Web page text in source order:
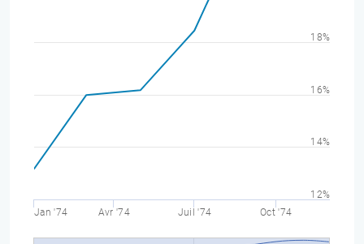
Jan '74 Avr '74 Juil '74 Oct '74
12%
14%
16%
18%